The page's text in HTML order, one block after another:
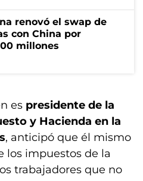
renovó el swap de
con China por
millones
es presidente de la
y Hacienda en la
, anticipó que él mismo
los impuestos de la
trabajadores que no